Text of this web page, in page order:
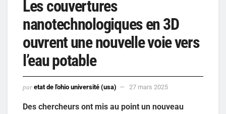
Les couvertures
nanotechnologiques en 3D
ouvrent une nouvelle voie vers
l’eau potable
par etat de l'ohio université (usa) 27 mars 2025
Des chercheurs ont mis au point un nouveau